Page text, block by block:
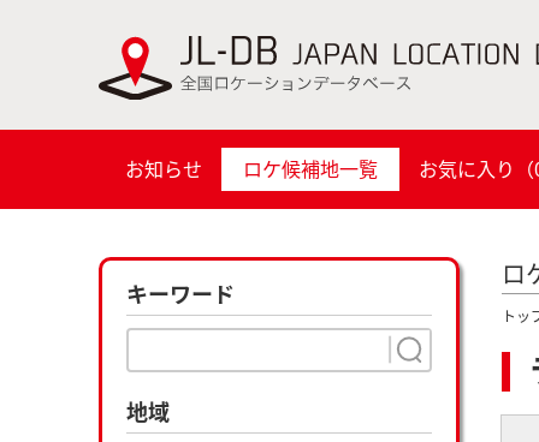
お知らせ ロケ候補地一覧 お気に入り（
キーワード
地域
ロ
トッ